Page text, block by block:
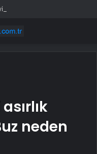
neden